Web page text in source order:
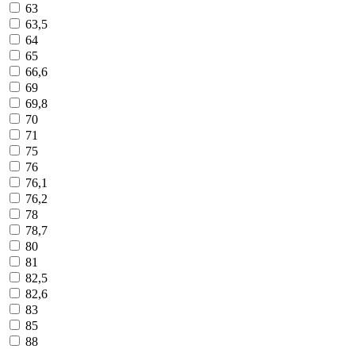
63
63,5
64
65
66,6
69
69,8
70
71
75
76
76,1
76,2
78
78,7
80
81
82,5
82,6
83
85
88